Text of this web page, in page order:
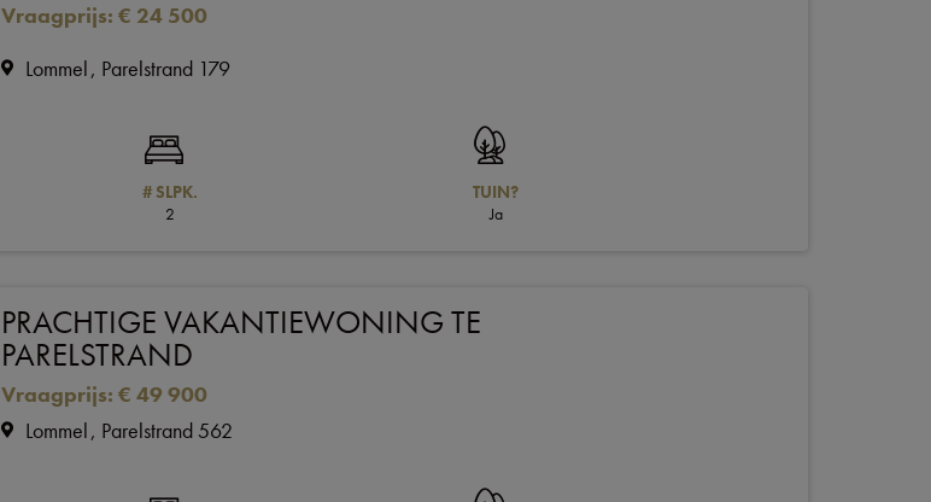
Vraagprijs: € 24 500
Lommel Parelstrand 179
# SLPK.
2
TUIN?
Ja
PRACHTIGE VAKANTIEWONING TE
PARELSTRAND
Vraagprijs: € 49 900
Lommel Parelstrand 562